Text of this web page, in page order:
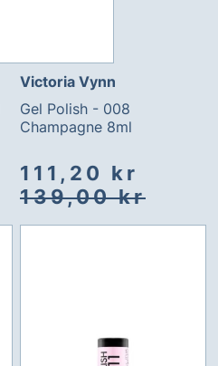
Victoria Vynn
Gel Polish - 008
Champagne 8ml
Spesialpris
111,20 kr
139,00 kr